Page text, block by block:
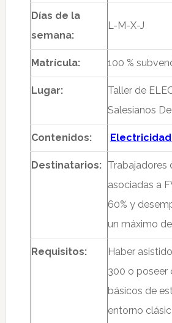
Días de la
semana:
L-M-X-J
Matrícula: 100 %
Lugar:
Taller de
Salesianos
Contenidos:
Destinatarios: Trabajadores
asociadas a
60% y
un máximo
Requisitos:
Haber
300 o poseer
básicos de
entorno